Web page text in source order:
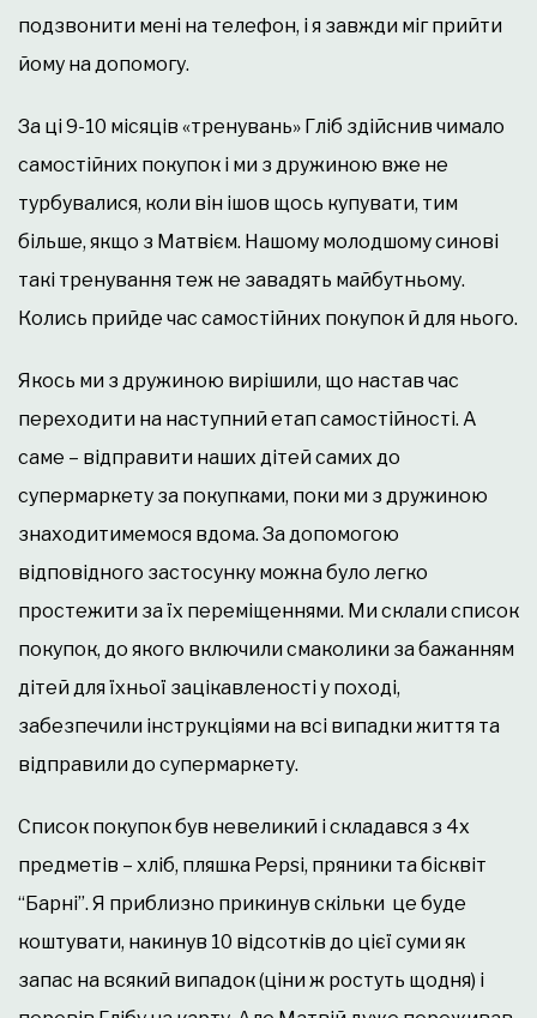
подзвонити мені на телефон, і я завжди міг прийти
йому на допомогу.
За ці 9-10 місяців «тренувань» Гліб здійснив чимало
самостійних покупок і ми з дружиною вже не
турбувалися, коли він ішов щось купувати, тим
більше, якщо з Матвієм. Нашому молодшому синові
такі тренування теж не завадять майбутньому.
Колись прийде час самостійних покупок й для нього.
Якось ми з дружиною вирішили, що настав час
переходити на наступний етап самостійності. А
саме – відправити наших дітей самих до
супермаркету за покупками, поки ми з дружиною
знаходитимемося вдома. За допомогою
відповідного застосунку можна було легко
простежити за їх переміщеннями. Ми склали список
покупок, до якого включили смаколики за бажанням
дітей для їхньої зацікавленості у поході,
забезпечили інструкціями на всі випадки життя та
відправили до супермаркету.
Список покупок був невеликий і складався з 4х
предметів – хліб, пляшка Pepsi, пряники та бісквіт
“Барні”. Я приблизно прикинув скільки це буде
коштувати, накинув 10 відсотків до цієї суми як
запас на всякий випадок (ціни ж ростуть щодня) і